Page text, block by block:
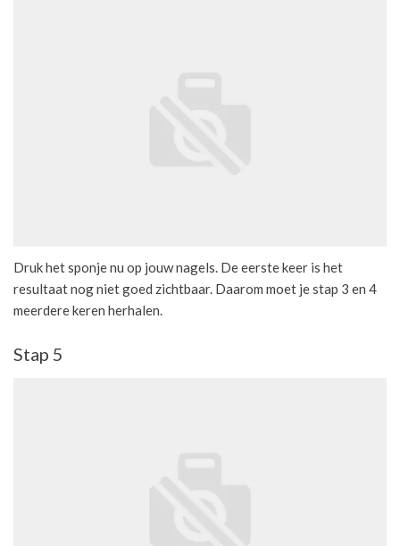
Druk het sponje nu op jouw nagels. De eerste keer is het
resultaat nog niet goed zichtbaar. Daarom moet je stap 3 en 4
meerdere keren herhalen.
Stap 5